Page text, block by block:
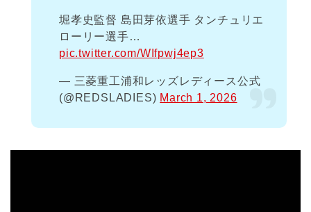
堀孝史監督 島田芽依選手 タンチュリエ
ローリー選手…
pic.twitter.com/WIfpwj4ep3
— 三菱重工浦和レッズレディース公式
(@REDSLADIES) March 1, 2026